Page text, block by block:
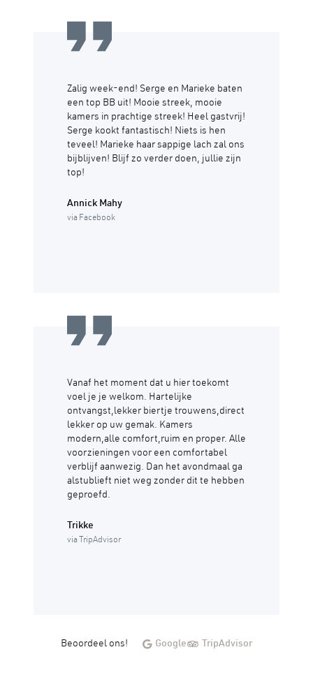
Zalig week-end! Serge en Marieke baten
een top BB uit! Mooie streek, mooie
kamers in prachtige streek! Heel gastvrij!
Serge kookt fantastisch! Niets is hen
teveel! Marieke haar sappige lach zal ons
bijblijven! Blijf zo verder doen, jullie zijn
top!
Annick Mahy
via Facebook
Vanaf het moment dat u hier toekomt
voel je je welkom. Hartelijke
ontvangst,lekker biertje trouwens,direct
lekker op uw gemak. Kamers
modern,alle comfort,ruim en proper. Alle
voorzieningen voor een comfortabel
verblijf aanwezig. Dan het avondmaal ga
alstublieft niet weg zonder dit te hebben
geproefd.
Trikke
via TripAdvisor
Beoordeel ons! Google TripAdvisor